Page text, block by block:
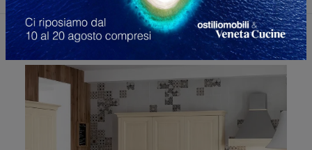
Potrebbero piacerti anche